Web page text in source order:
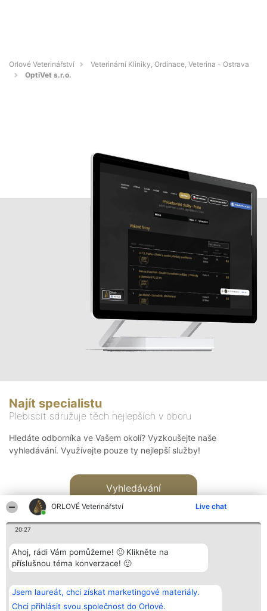
ORLOVÉ Veterinářství Live chat
20:27
Ahoj, rádi Vám pomůžeme! 🙂 Klikněte na
příslušnou téma konverzace! 🙂
Jsem laureát, chci získat marketingové materiály.
Chci přihlásit svou společnost do Orlové.
Orlové Veterinářství
Veterinární Kliniky, Ordinace, Veterina - Ostrava
OptiVet s.r.o.
Najít specialistu
Plebiscit sdružuje těch nejlepších v oboru
Hledáte odborníka ve Vašem okolí? Vyzkoušejte naše
vyhledávání. Využívejte pouze ty nejlepší služby!
Vyhledávání
Bright Side Solutions sp. z o.
o. sp. k.
ul. Ruska 22
Vítězové
Seznam všech
laureátů
Kontakt